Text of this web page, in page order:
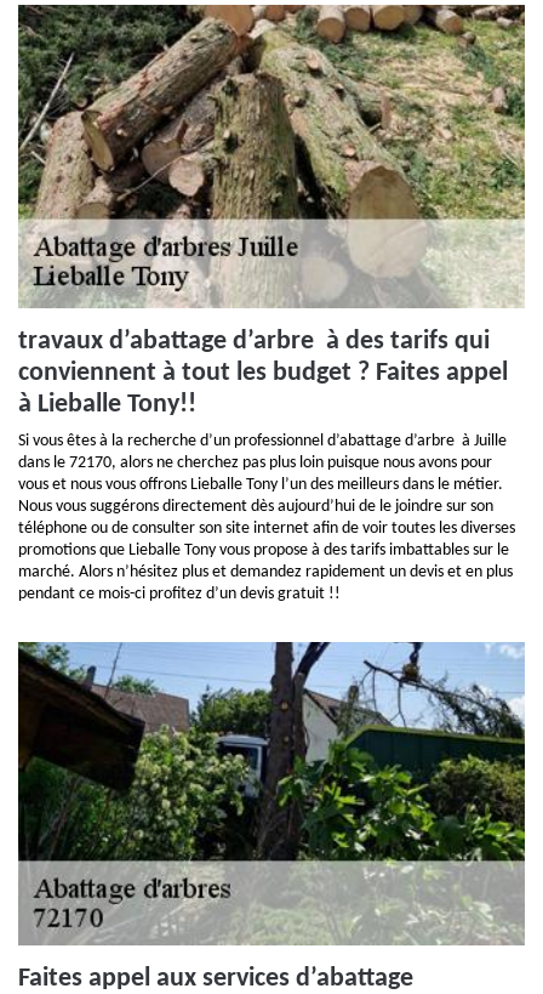
travaux d’abattage d’arbre à des tarifs qui
conviennent à tout les budget ? Faites appel
à Lieballe Tony!!
Si vous êtes à la recherche d’un professionnel d’abattage d’arbre à Juille
dans le 72170, alors ne cherchez pas plus loin puisque nous avons pour
vous et nous vous offrons Lieballe Tony l’un des meilleurs dans le métier.
Nous vous suggérons directement dès aujourd’hui de le joindre sur son
téléphone ou de consulter son site internet afin de voir toutes les diverses
promotions que Lieballe Tony vous propose à des tarifs imbattables sur le
marché. Alors n’hésitez plus et demandez rapidement un devis et en plus
pendant ce mois-ci profitez d’un devis gratuit !!
Faites appel aux services d’abattage